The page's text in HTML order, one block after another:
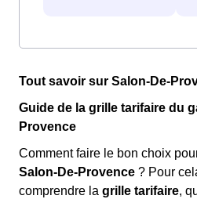
Tout savoir sur Salon-De-
Guide de la grille tarifaire du
Provence
Comment faire le bon choix
Salon-De-Provence ? Pour
comprendre la grille tarifaire,